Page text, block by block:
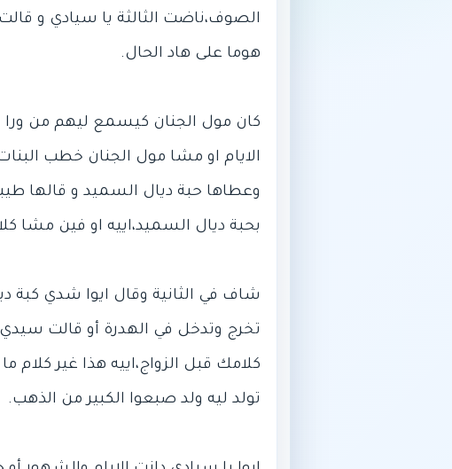
الصوف،ناضت الثالثة يا سيادي و قالت
كان مول الجنان كيسمع ليهم من ورا
الايام او مشا مول الجنان خطب
وعطاها حبة ديال السميد و قالها
شاف في الثانية وقال ايوا شدي كبة
تخرج وتدخل في الهدرة أو قالت سيدي
كلامك قبل الزواج،اييه هذا غير